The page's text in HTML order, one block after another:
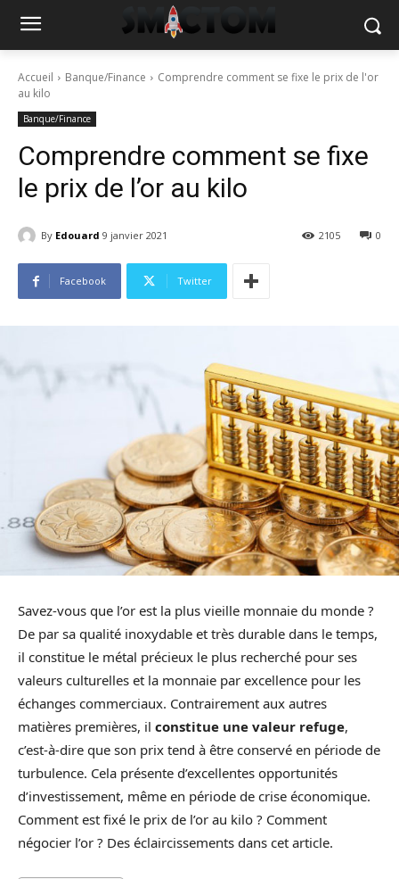
Accueil Banque/Finance
Comprendre comment se fixe le prix de l'or
au kilo
Banque/Finance
Comprendre comment se fixe
le prix de l’or au kilo
By Edouard 9 janvier 2021 0
2105
Facebook Twitter
Savez-vous que l’or est la plus vieille monnaie du monde ?
De par sa qualité inoxydable et très durable dans le temps,
il constitue le métal précieux le plus recherché pour ses
valeurs culturelles et la monnaie par excellence pour les
échanges commerciaux. Contrairement aux autres
matières premières, il constitue une valeur refuge,
c’est-à-dire que son prix tend à être conservé en période de
turbulence. Cela présente d’excellentes opportunités
d’investissement, même en période de crise économique.
Comment est fixé le prix de l’or au kilo ? Comment
négocier l’or ? Des éclaircissements dans cet article.